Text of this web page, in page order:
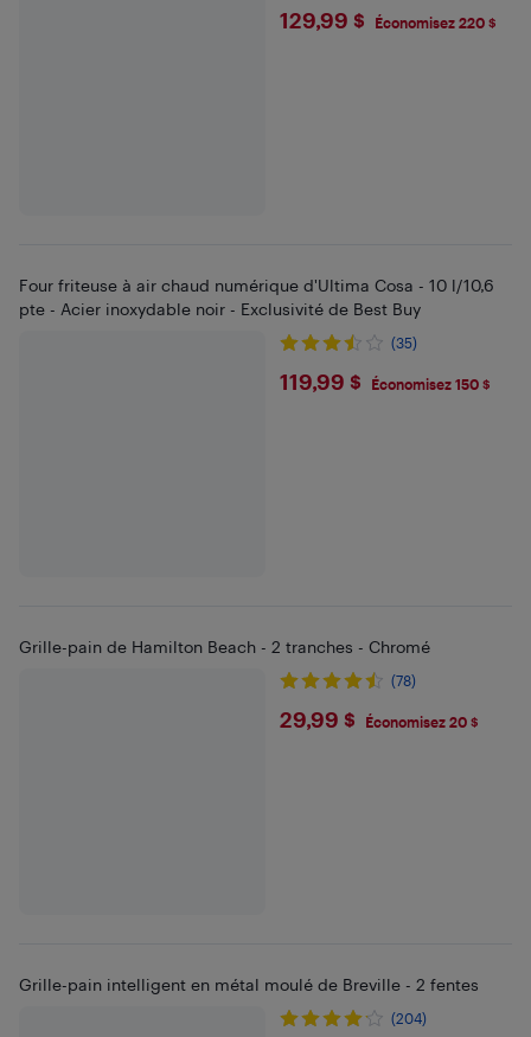
$129.99
129,99 $ Économisez 220 $
Four friteuse à air chaud numérique d'Ultima Cosa - 10 l/10,6
pte - Acier inoxydable noir - Exclusivité de Best Buy
(35)
$119.99
119,99 $ Économisez 150 $
Grille-pain de Hamilton Beach - 2 tranches - Chromé
(78)
$29.99
29,99 $ Économisez 20 $
Grille-pain intelligent en métal moulé de Breville - 2 fentes
(204)